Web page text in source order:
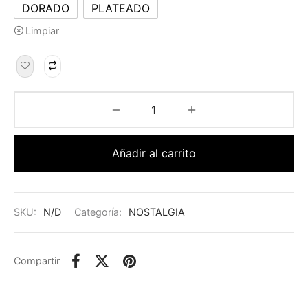
DORADO PLATEADO
Limpiar
Añadir al carrito
SKU: N/D Categoría: NOSTALGIA
Compartir